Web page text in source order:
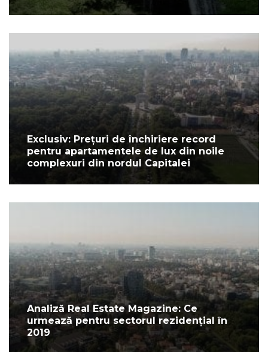
Exclusiv: Prețuri de închiriere record
pentru apartamentele de lux din noile
complexuri din nordul Capitalei
Analiză Real Estate Magazine: Ce
urmează pentru sectorul rezidențial în
2019